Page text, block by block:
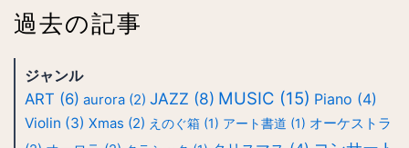
過去の記事
ジャンル
ART (6) aurora(2) JAZZ (8) MUSIC (15) Piano (4)
Violin (3) Xmas (2) えのぐ箱(1) アート書道 (1) オーケストラ